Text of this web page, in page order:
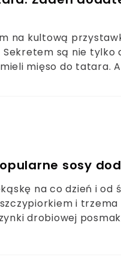
na kultową
są nie tylko
mięso do tatara.
wołowiny
i szczypiorek, a
dodać również
sosy
na co dzień i od
i
drobiowej